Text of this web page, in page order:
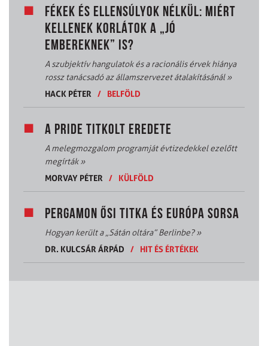
FÉKEK ÉS ELLENSÚLYOK NÉLKÜL: MIÉRT
KELLENEK KORLÁTOK A „JÓ
EMBEREKNEK” IS?
A szubjektív hangulatok és a racionális érvek hiánya
rossz tanácsadó az államszervezet átalakításánál»
HACK PÉTER
/ BELFÖLD
A PRIDE TITKOLT EREDETE
A melegmozgalom programját évtizedekkel ezelőtt
megírták»
MORVAY PÉTER
/ KÜLFÖLD
PERGAMON ŐSI TITKA ÉS EURÓPA SORSA
Hogyan került a „Sátán oltára” Berlinbe?»
DR. KULCSÁR ÁRPÁD
/ HIT ÉS ÉRTÉKEK